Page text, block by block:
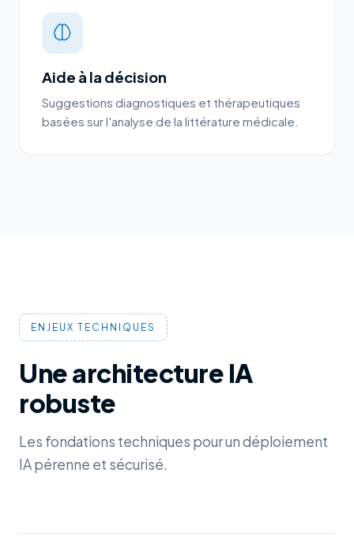
Aide à la décision
Suggestions diagnostiques et thérapeutiques
basées sur l'analyse de la littérature médicale.
ENJEUX TECHNIQUES
Une architecture IA
robuste
Les fondations techniques pour un déploiement
IA pérenne et sécurisé.